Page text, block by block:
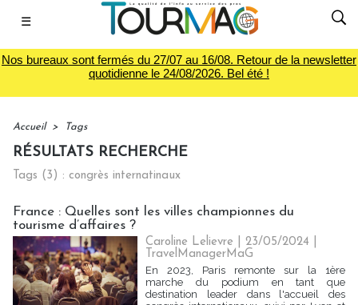
☰
Nos bureaux sont fermés du 27/07 au 16/08. Retour de la newsletter
quotidienne le 24/08/2026. Bel été !
Accueil > Tags
RÉSULTATS RECHERCHE
Tags (3) : congrès internatinaux
France : Quelles sont les villes championnes du
tourisme d’affaires ?
Caroline Lelievre | 23/05/2024
TravelManagerMaG
En 2023, Paris remonte sur la 1ère
marche du podium en tant que
destination leader dans l'accueil des